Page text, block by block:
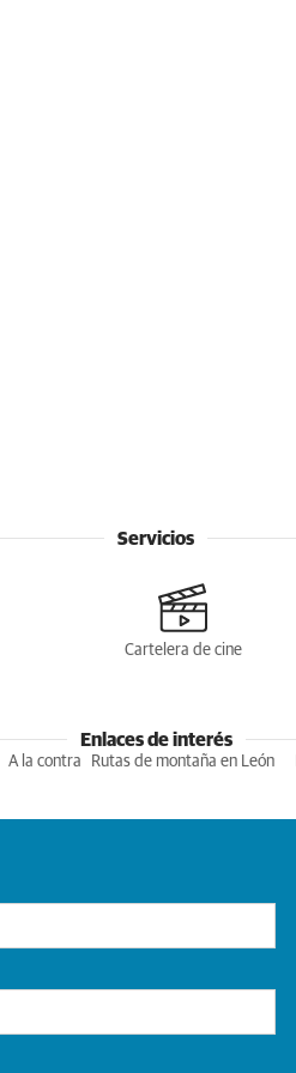
Servicios
Cartelera de cine
Enlaces de interés
A la contra Rutas de montaña en León